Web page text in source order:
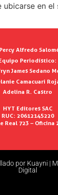
ubicarse en
Percy Alfredo
Periodístico:
James Sedano
Camacuari
Adelina R. Castro
HYT Editores SAC
RUC: 20612145220
Real 723 – Oficina
por Kuayni |
Digital